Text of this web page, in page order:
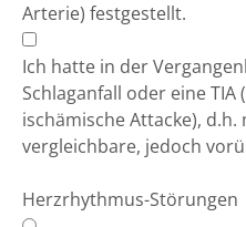
Arterie) festgestellt.
Ich hatte in der
Schlaganfall oder eine
ischämische Attacke),
vergleichbare, jedoch
Herzrhythmus-Störungen